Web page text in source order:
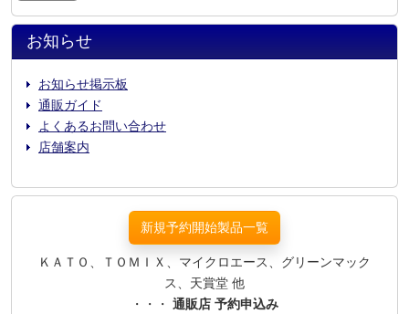
お知らせ
お知らせ掲示板
通販ガイド
よくあるお問い合わせ
店舗案内
新規予約開始製品一覧
ＫＡＴＯ、ＴＯＭＩＸ、マイクロエース、グリーンマック
ス、天賞堂 他
・・・ 通販店 予約申込み